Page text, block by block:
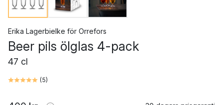
Erika Lagerbielke för Orrefors
Beer pils ölglas 4-pack
47 cl
(5)